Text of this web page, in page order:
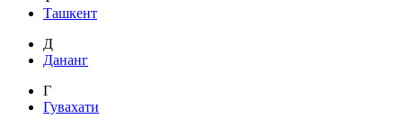
Ташкент
Д
Дананг
Г
Гувахати